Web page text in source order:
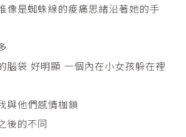
像是蜘蛛線的痠痛思緒沿著她的手
腦袋 好明顯 一個內在小女孩躲在裡
與他們感情枷鎖
後的不同